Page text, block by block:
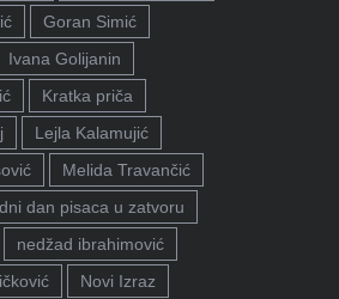
Goran Simić
Ivana Golijanin
Kratka priča
Lejla Kalamujić
Melida Travančić
dan pisaca u zatvoru
nedžad ibrahimović
Novi Izraz